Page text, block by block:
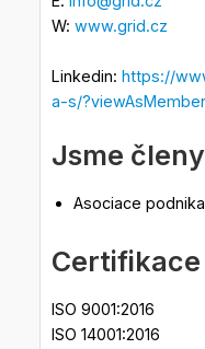
W: www.grid.cz
Linkedin: https://
a-s/
Jsme členy
Asociace
Certifikace
ISO 9001:2016
ISO 14001:2016